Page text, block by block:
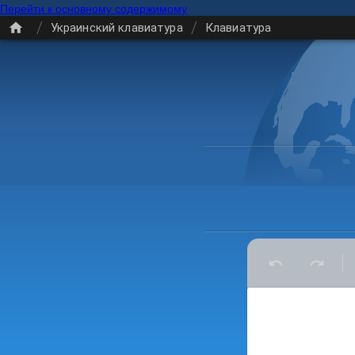
Перейти к основному содержимому
/ Украинский клавиатура / Клавиатура